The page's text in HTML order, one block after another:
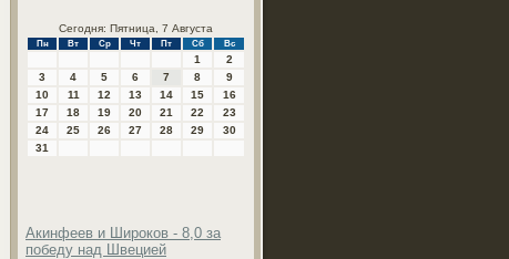
Сегодня: Пятница, 7 Августа
Пн Вт Ср Чт Пт Сб Вс
1
2
3
4 5 6 7 8
9
10
11 12 13 14 15
16
17
18 19 20 21 22
23
24
25 26 27 28 29
30
31
Акинфеев и Широков - 8,0 за
победу над Швецией